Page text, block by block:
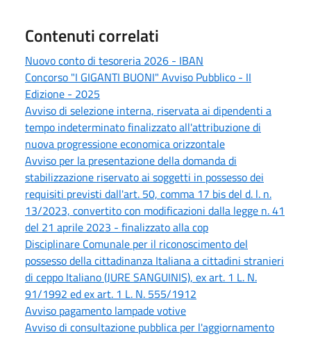
Contenuti correlati
Nuovo conto di tesoreria 2026 - IBAN
Concorso "I GIGANTI BUONI" Avviso Pubblico - II
Edizione - 2025
Avviso di selezione interna, riservata ai dipendenti a
tempo indeterminato finalizzato all'attribuzione di
nuova progressione economica orizzontale
Avviso per la presentazione della domanda di
stabilizzazione riservato ai soggetti in possesso dei
requisiti previsti dall'art. 50, comma 17 bis del d. l. n.
13/2023, convertito con modificazioni dalla legge n. 41
del 21 aprile 2023 - finalizzato alla cop
Disciplinare Comunale per il riconoscimento del
possesso della cittadinanza Italiana a cittadini stranieri
di ceppo Italiano (JURE SANGUINIS), ex art. 1 L. N.
91/1992 ed ex art. 1 L. N. 555/1912
Avviso pagamento lampade votive
Avviso di consultazione pubblica per l'aggiornamento